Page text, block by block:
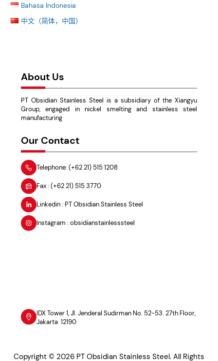
Bahasa Indonesia
中文（简体，中国）
About Us
PT Obsidian Stainless Steel is a subsidiary of the Xiangyu
Group, engaged in nickel smelting and stainless steel
manufacturing
Our Contact
Telephone: (+62 21) 515 1208
Fax : (+62 21) 515 3770
Linkedin : PT Obsidian Stainless Steel
Instagram : obsidianstainlesssteel
IDX Tower 1, Jl. Jenderal Sudirman No. 52-53. 27th Floor,
Jakarta 12190
Copyright © 2026 PT Obsidian Stainless Steel. All Rights